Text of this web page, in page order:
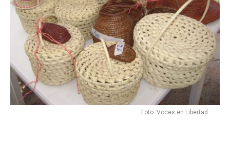
Foto: Voces en Libertad.